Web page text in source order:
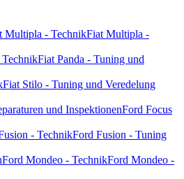
Multipla - TechnikFiat Multipla -
TechnikFiat Panda - Tuning und
Fiat Stilo - Tuning und Veredelung
und InspektionenFord Focus
- TechnikFord Fusion - Tuning
Ford Mondeo - TechnikFord Mondeo -